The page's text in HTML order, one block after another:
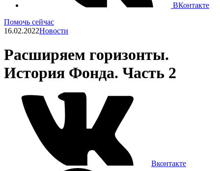
ВКонтакте
Помочь сейчас
16.02.2022Новости
Расширяем горизонты.
История Фонда. Часть 2
Вконтакте